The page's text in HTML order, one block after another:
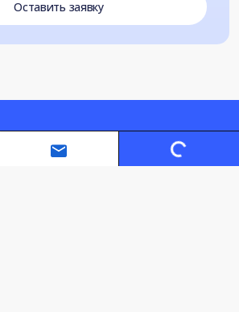
Loading...
Оставить заявку
организация дополнительного